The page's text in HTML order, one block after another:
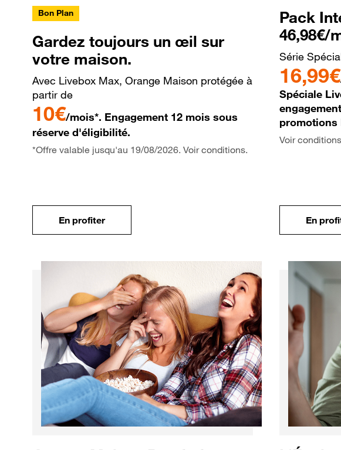
Bon Plan
Gardez toujours un œil sur
votre maison.
Avec Livebox Max, Orange Maison protégée à
partir de
10€/mois*. Engagement 12 mois sous
réserve d'éligibilité.
*Offre valable jusqu'au 19/08/2026. Voir conditions.
En profiter
Pack
46,98€/
Série
16,99€
Spéciale
promotions
Voir
En